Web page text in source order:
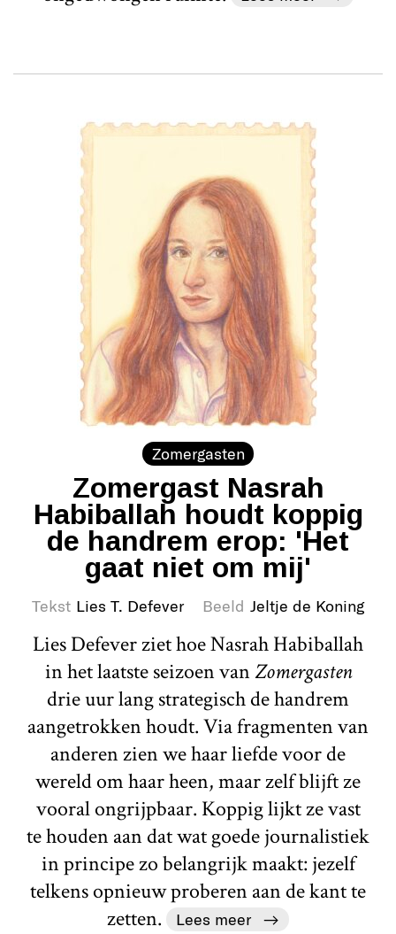
Zomergasten
Zomergast Nasrah
Habiballah houdt koppig
de handrem erop: 'Het
gaat niet om mij'
Tekst Lies T. Defever Beeld Jeltje de Koning
Lies Defever ziet hoe Nasrah Habiballah
in het laatste seizoen vanZomergasten
drie uur lang strategisch de handrem
aangetrokken houdt. Via fragmenten van
anderen zien we haar liefde voor de
wereld om haar heen, maar zelf blijft ze
vooral ongrijpbaar. Koppig lijkt ze vast
te houden aan dat wat goede journalistiek
in principe zo belangrijk maakt: jezelf
telkens opnieuw proberen aan de kant te
zetten.
Lees meer